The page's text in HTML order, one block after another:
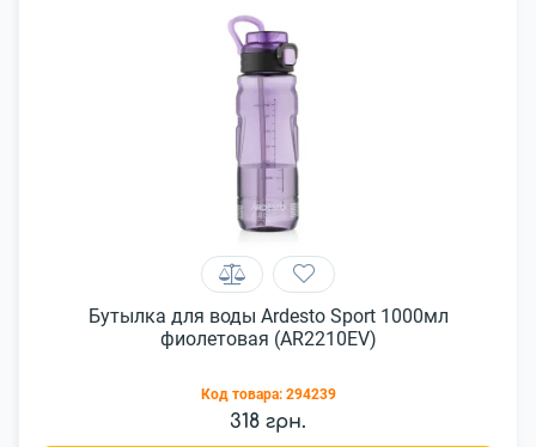
Бутылка для воды Ardesto Sport 1000мл
фиолетовая (AR2210EV)
Код товара: 294239
318 грн.